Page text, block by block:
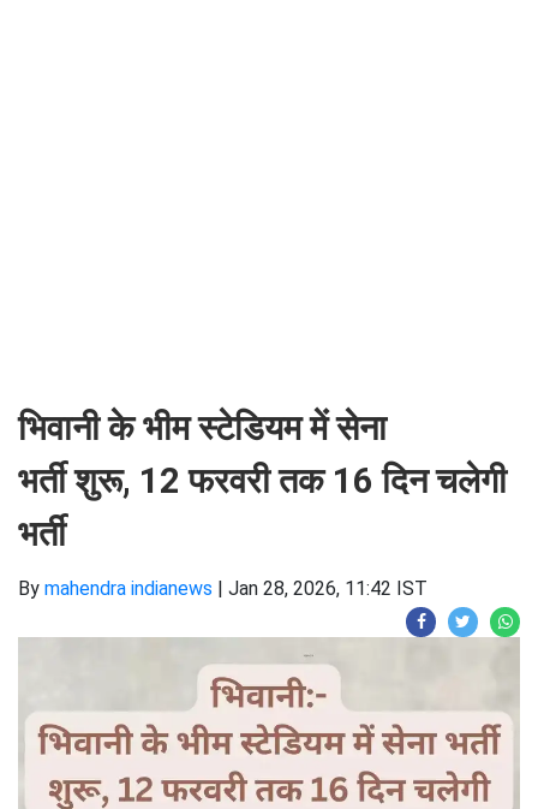
भिवानी के भीम स्टेडियम में सेना
भर्ती शुरू, 12 फरवरी तक 16 दिन चलेगी
भर्ती
By mahendra indianews | Jan 28, 2026, 11:42 IST